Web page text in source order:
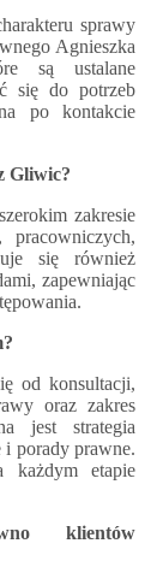
sprawy
Agnieszka
są ustalane
się do potrzeb
po kontakcie
Gliwic?
zakresie
się również
zapewniając
od konsultacji,
oraz zakres
jest strategia
i porady prawne.
każdym etapie
klientów